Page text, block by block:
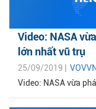
Video: NASA
lớn nhất vũ trụ
25/09/2019 | VOVVN
Video: NASA vừa